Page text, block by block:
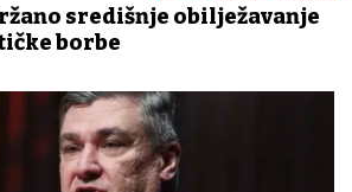
središnje obilježavanje
borbe